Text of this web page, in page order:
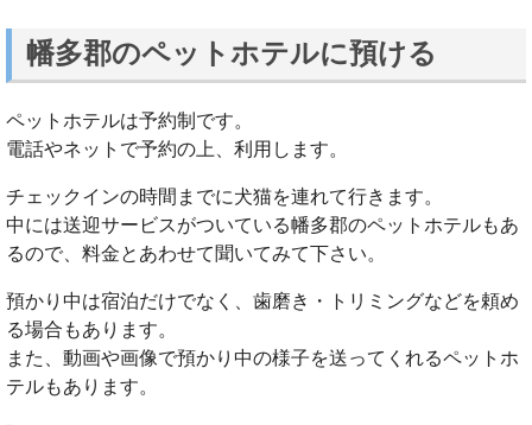
幡多郡のペットホテルに預ける
ペットホテルは予約制です。
電話やネットで予約の上、利用します。
チェックインの時間までに犬猫を連れて行きます。
中には送迎サービスがついている幡多郡のペットホテルもあ
るので、料金とあわせて聞いてみて下さい。
預かり中は宿泊だけでなく、歯磨き・トリミングなどを頼め
る場合もあります。
また、動画や画像で預かり中の様子を送ってくれるペットホ
テルもあります。